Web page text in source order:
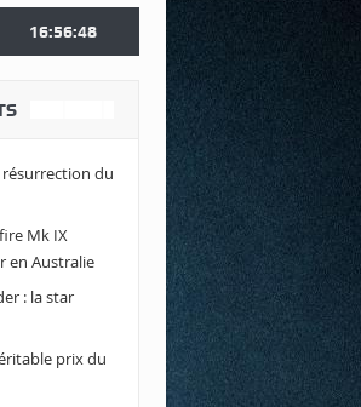
vous avec Air Legend 2021 !
16:56:50
résurrection du
Mk IX
en Australie
: la star
prix du